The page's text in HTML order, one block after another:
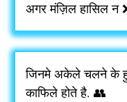
अगर मंज़िल हासिल न
जिनमे अकेले चलने के
काफिले होते है. 👥